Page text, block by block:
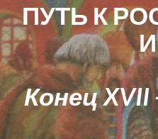
ПУТЬ К
Конец XVII